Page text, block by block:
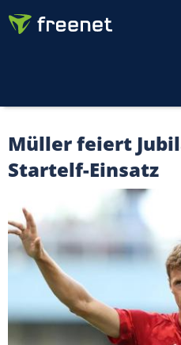
Müller feiert
Startelf-Einsatz